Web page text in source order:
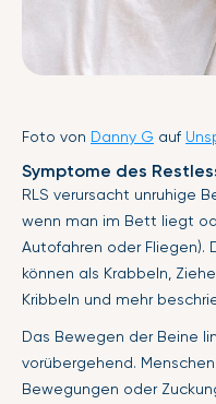
Foto von Danny G auf
Symptome des
RLS verursacht unruhige
wenn man im Bett liegt
Autofahren oder Fliegen).
können als Krabbeln,
Kribbeln und mehr
Das Bewegen der Beine
vorübergehend.
Bewegungen oder